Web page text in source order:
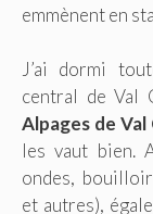
emmènent en
J’ai dormi
central de Val
Alpages de Val
les vaut bien.
ondes,
et autres),